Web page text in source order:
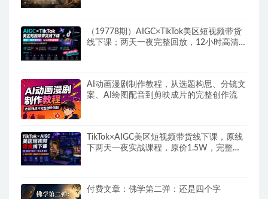
（19778期）AIGC×TikTok美区短视频带货
线下课；两天一夜完整回放，12小时高清视
AI动画漫剧制作教程，从选题构思、分镜文
案、AI绘图配音到剪映成片的完整创作流
TikTok×AIGC美区短视频带货线下课，原线
下两天一夜实战课程，原价1.5W，完整收
付费文章：佛学第二弹：还是四个字